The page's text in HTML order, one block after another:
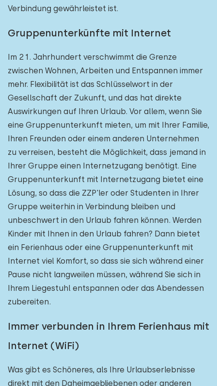
Verbindung gewährleistet ist.
Gruppenunterkünfte mit Internet
Im 21. Jahrhundert verschwimmt die Grenze
zwischen Wohnen, Arbeiten und Entspannen immer
mehr. Flexibilität ist das Schlüsselwort in der
Gesellschaft der Zukunft, und das hat direkte
Auswirkungen auf Ihren Urlaub. Vor allem, wenn Sie
eine Gruppenunterkunft mieten, um mit Ihrer Familie,
Ihren Freunden oder einem anderen Unternehmen
zu verreisen, besteht die Möglichkeit, dass jemand in
Ihrer Gruppe einen Internetzugang benötigt. Eine
Gruppenunterkunft mit Internetzugang bietet eine
Lösung, so dass die ZZP'ler oder Studenten in Ihrer
Gruppe weiterhin in Verbindung bleiben und
unbeschwert in den Urlaub fahren können. Werden
Kinder mit Ihnen in den Urlaub fahren? Dann bietet
ein Ferienhaus oder eine Gruppenunterkunft mit
Internet viel Komfort, so dass sie sich während einer
Pause nicht langweilen müssen, während Sie sich in
Ihrem Liegestuhl entspannen oder das Abendessen
zubereiten.
Immer verbunden in Ihrem Ferienhaus mit
Internet (WiFi)
Was gibt es Schöneres, als Ihre Urlaubserlebnisse
direkt mit den Daheimgebliebenen oder anderen